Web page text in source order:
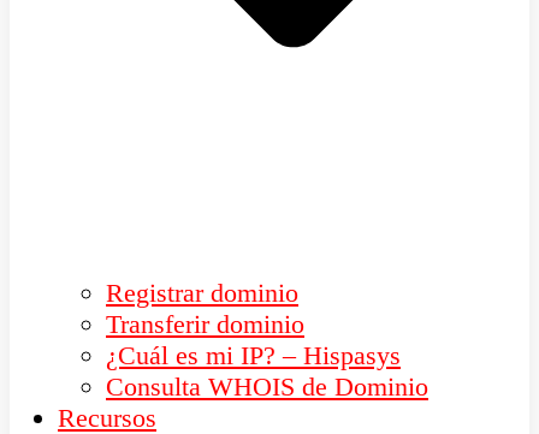
Registrar dominio
Transferir dominio
¿Cuál es mi IP? – Hispasys
Consulta WHOIS de Dominio
Recursos